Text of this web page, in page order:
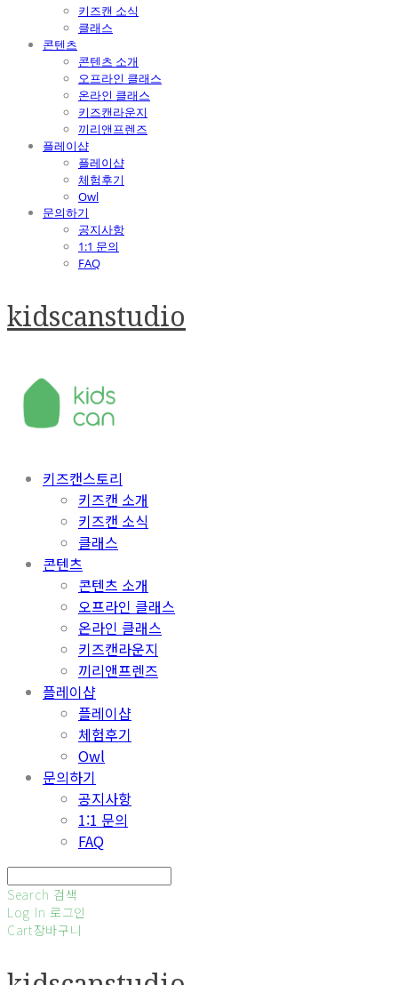
키즈캔 소식
클래스
콘텐츠
콘텐츠 소개
오프라인 클래스
온라인 클래스
키즈캔라운지
끼리앤프렌즈
플레이샵
플레이샵
체험후기
Owl
문의하기
공지사항
1:1 문의
FAQ
kidscanstudio
키즈캔스토리
키즈캔 소개
키즈캔 소식
클래스
콘텐츠
콘텐츠 소개
오프라인 클래스
온라인 클래스
키즈캔라운지
끼리앤프렌즈
플레이샵
플레이샵
체험후기
Owl
문의하기
공지사항
1:1 문의
FAQ
Search 검색
Log In 로그인
Cart장바구니